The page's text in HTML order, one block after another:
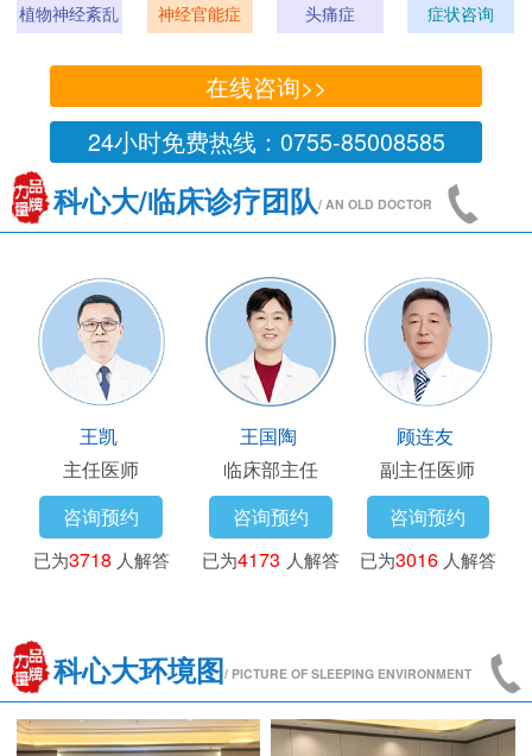
植物神经紊乱 神经官能症 头痛症 症状咨询
在线咨询>>
24小时免费热线：0755-85008585
科心大/临床诊疗团队/ AN OLD DOCTOR
王凯
主任医师
咨询预约
已为3718 人解答
王国陶
临床部主任
咨询预约
已为4173 人解答
顾连友
副主任医师
咨询预约
已为3016 人解答
科心大环境图/ PICTURE OF SLEEPING ENVIRONMENT